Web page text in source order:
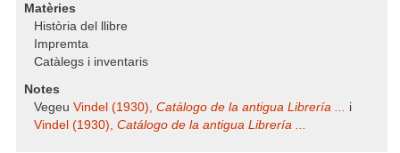
Matèries
Història del llibre
Impremta
Catàlegs i inventaris
Notes
Vegeu Vindel (1930), Catálogo de la antigua Librería ... i
Vindel (1930), Catálogo de la antigua Librería ...